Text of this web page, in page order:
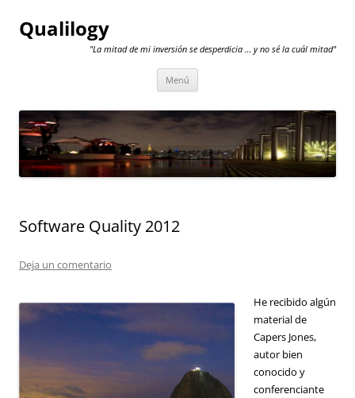
Qualilogy
"La mitad de mi inversión se desperdicia … y no sé la cuál mitad"
Menú
Software Quality 2012
Deja un comentario
He recibido algún
material de
Capers Jones,
autor bien
conocido y
conferenciante